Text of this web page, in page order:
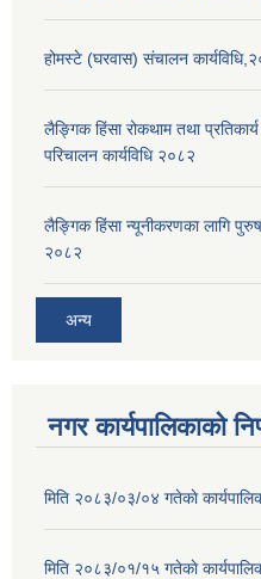
होमस्टे (घरवास) संचालन
लैङ्गिक हिंसा रोकथाम तथा
परिचालन कार्यविधि २०८२
लैङ्गिक हिंसा न्यूनीकरणका लागि
२०८२
अन्य
नगर कार्यपालिकाको
मिति २०८३/०३/०४ गतेकाे
मिति २०८३/०१/१५ गतेकाे